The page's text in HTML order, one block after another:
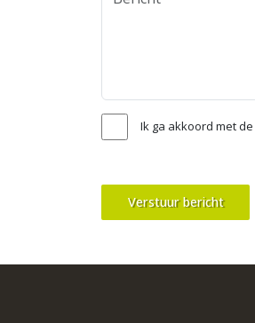
Ik ga akkoord met de
Verstuur bericht